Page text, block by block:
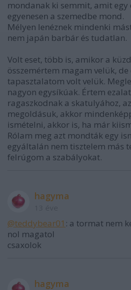
mondanak ki semmit, amit
egyenesen a szemedbe mond.
Mélyen lenéznek mindenki
nem japán barbár és tudatlan.
Volt eset, több is, amikor a
összemértem magam velük, de
tapasztalatom volt velük.
nagyon egysíkúak. Értem
ragaszkodnak a skatulyához,
megoldásuk, akkor
ismételni, akkor is, ha már
Rólam meg azt mondták egy
egyáltalán nem tisztelem más
felrúgom a szabályokat.
hagyma
@teddybear01 : a tormat nem
nol magatol
csaxolok
hagyma